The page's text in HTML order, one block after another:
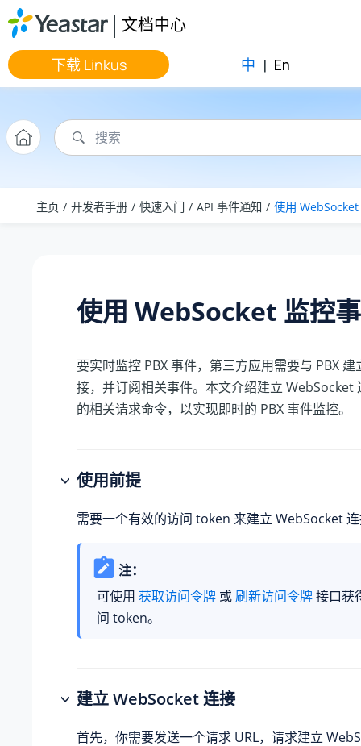
跳转到主要内容
文档中心
下载 Linkus 中 | En
主页 开发者手册 快速入门 API 事件通知 使用
使用 WebSocket 监控
要实时监控 PBX 事件，第三方应用需要与 PBX
接，并订阅相关事件。本文介绍建立 WebSocket
的相关请求命令，以实现即时的 PBX 事件监控。
使用前提
需要一个有效的访问 token 来建立 WebSocket
注：
可使用 获取访问令牌或 刷新访问令牌接口获
问 token。
建立 WebSocket 连接
首先，你需要发送一个请求 URL，请求建立